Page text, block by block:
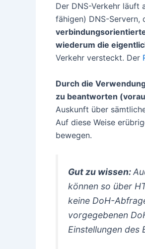
Der DNS-Verkehr läuft
fähigen) DNS-Servern,
wiederum die
Verkehr versteckt. Der
Durch die
zu beantworten
Auskunft über
Auf diese Weise
bewegen.
Gut zu wissen:
können so über
keine DoH-
vorgegebenen
Einstellungen des